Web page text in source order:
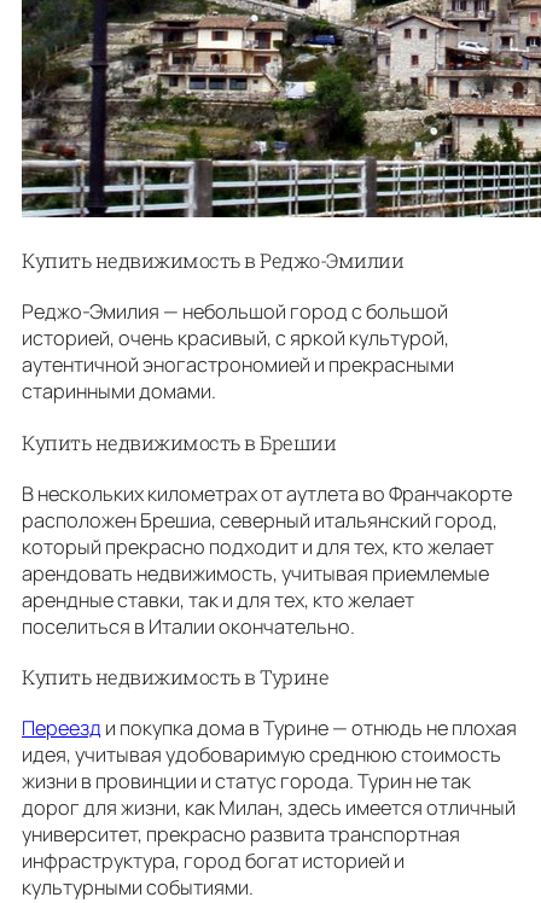
Купить недвижимость в Реджо-Эмилии
Реджо-Эмилия — небольшой город с большой
историей, очень красивый, с яркой культурой,
аутентичной эногастрономией и прекрасными
старинными домами.
Купить недвижимость в Брешии
В нескольких километрах от аутлета во Франчакорте
расположен Брешиа, северный итальянский город,
который прекрасно подходит и для тех, кто желает
арендовать недвижимость, учитывая приемлемые
арендные ставки, так и для тех, кто желает
поселиться в Италии окончательно.
Купить недвижимость в Турине
Переезд и покупка дома в Турине — отнюдь не плохая
идея, учитывая удобоваримую среднюю стоимость
жизни в провинции и статус города. Турин не так
дорог для жизни, как Милан, здесь имеется отличный
университет, прекрасно развита транспортная
инфраструктура, город богат историей и
культурными событиями.